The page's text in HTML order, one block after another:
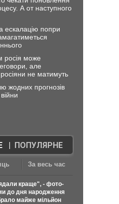
А от наступного
ескалацію попри
росія може
але
не матимуть
жодних прогнозів
| ПОПУЛЯРНЕ
За весь час
краще", - фото-
до дня народження
майже мільйон